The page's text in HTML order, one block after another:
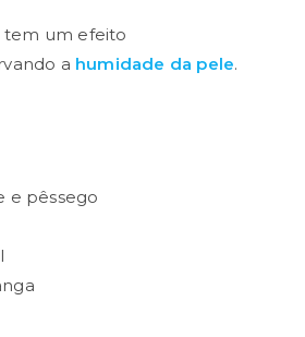
tem um efeito
a humidade da pele.
e pêssego